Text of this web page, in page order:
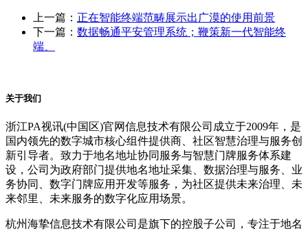
上一篇： 正在智能终端范畴展示出广漠的使用前景
下一篇： 数据畅通平安管理系统；鞭策新一代智能终
端、
关于我们
浙江PA视讯(中国区)官网信息技术有限公司成立于2009年，是
国内领先的数字城市核心组件提供商、社区智慧治理与服务创
新引导者。致力于地名地址协同服务与智慧门牌服务体系建
设，公司为政府部门提供地名地址采集、数据治理与服务、业
务协同、数字门牌应用开发等服务，为社区提供未来治理、未
来邻里、未来服务的数字化应用场景。
杭州海挚信息技术有限公司是旗下的控股子公司，专注于地名